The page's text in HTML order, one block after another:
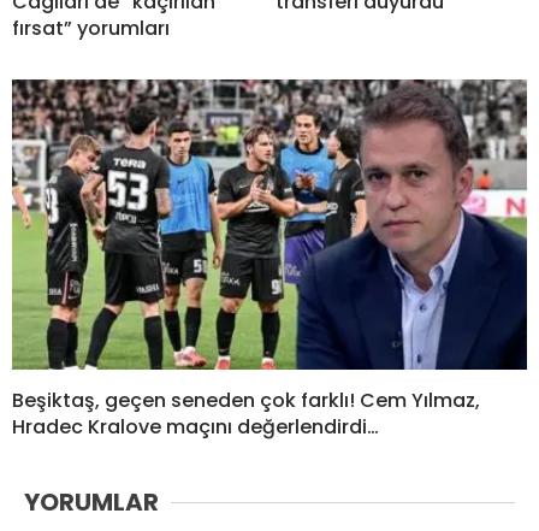
fırsat” yorumları
Beşiktaş, geçen seneden çok farklı! Cem Yılmaz,
Hradec Kralove maçını değerlendirdi…
YORUMLAR